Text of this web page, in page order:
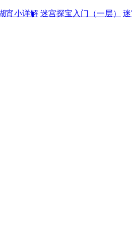
宵小详解 迷宫探宝入门（一层） 迷